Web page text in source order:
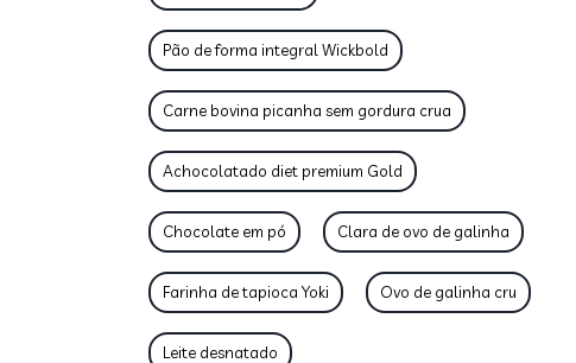
Pão de forma integral Wickbold
Carne bovina picanha sem gordura crua
Achocolatado diet premium Gold
Chocolate em pó Clara de ovo de galinha
Farinha de tapioca Yoki Ovo de galinha cru
Leite desnatado